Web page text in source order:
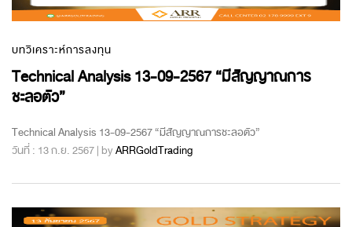
บทวิเคราะห์การลงทุน
Technical Analysis 13-09-2567 “มีสัญญาณการ
ชะลอตัว”
Technical Analysis 13-09-2567 “มีสัญญาณการชะลอตัว”
วันที่ : 13 ก.ย. 2567 | byARRGoldTrading